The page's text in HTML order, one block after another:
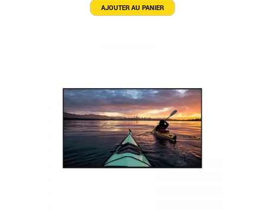
AJOUTER AU PANIER